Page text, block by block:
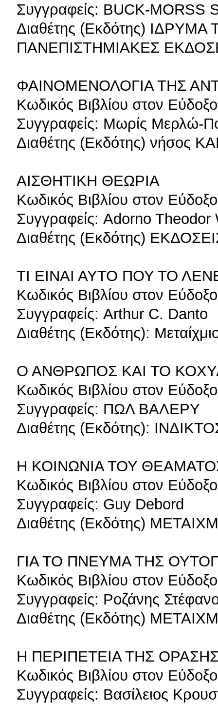
Συγγραφείς: BUCK-MORSS
Διαθέτης (Εκδότης)
ΠΑΝΕΠΙΣΤΗΜΙΑΚΕΣ
ΦΑΙΝΟΜΕΝΟΛΟΓΙΑ ΤΗΣ
Κωδικός Βιβλίου στον
Συγγραφείς: Μωρίς Μερλώ-
Διαθέτης (Εκδότης)
ΑΙΣΘΗΤΙΚΗ ΘΕΩΡΙΑ
Κωδικός Βιβλίου στον
Συγγραφείς: Adorno Theodor
Διαθέτης (Εκδότης)
ΤΙ ΕΙΝΑΙ ΑΥΤΟ ΠΟΥ ΤΟ
Κωδικός Βιβλίου στον
Συγγραφείς: Arthur C. Danto
Διαθέτης (Εκδότης):
Ο ΑΝΘΡΩΠΟΣ ΚΑΙ ΤΟ
Κωδικός Βιβλίου στον
Συγγραφείς: ΠΩΛ ΒΑΛΕΡΥ
Διαθέτης (Εκδότης):
Η ΚΟΙΝΩΝΙΑ ΤΟΥ
Κωδικός Βιβλίου στον
Συγγραφείς: Guy Debord
Διαθέτης (Εκδότης)
ΓΙΑ ΤΟ ΠΝΕΥΜΑ ΤΗΣ
Κωδικός Βιβλίου στον
Συγγραφείς: Ροζάνης
Διαθέτης (Εκδότης)
Η ΠΕΡΙΠΕΤΕΙΑ ΤΗΣ
Κωδικός Βιβλίου στον
Συγγραφείς: Βασίλειος